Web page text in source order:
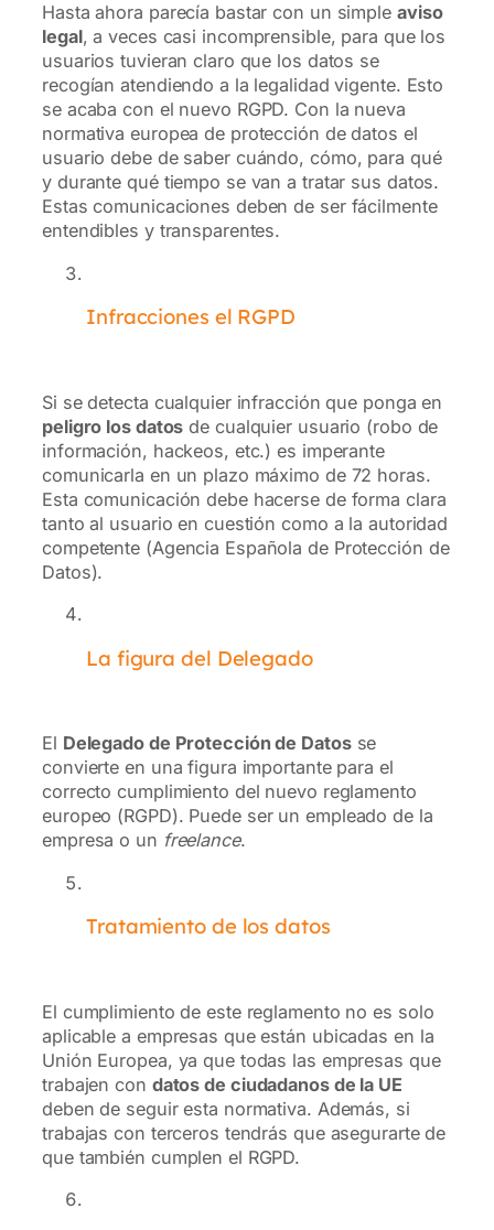
Hasta ahora parecía bastar con un simple aviso
legal, a veces casi incomprensible, para que los
usuarios tuvieran claro que los datos se
recogían atendiendo a la legalidad vigente. Esto
se acaba con el nuevo RGPD. Con la nueva
normativa europea de protección de datos el
usuario debe de saber cuándo, cómo, para qué
y durante qué tiempo se van a tratar sus datos.
Estas comunicaciones deben de ser fácilmente
entendibles y transparentes.
Infracciones el RGPD
Si se detecta cualquier infracción que ponga en
peligro los datos de cualquier usuario (robo de
información, hackeos, etc.) es imperante
comunicarla en un plazo máximo de 72 horas.
Esta comunicación debe hacerse de forma clara
tanto al usuario en cuestión como a la autoridad
competente (Agencia Española de Protección de
Datos).
La figura del Delegado
El Delegado de Protección de Datosse
convierte en una figura importante para el
correcto cumplimiento del nuevo reglamento
europeo (RGPD). Puede ser un empleado de la
empresa o un freelance.
Tratamiento de los datos
El cumplimiento de este reglamento no es solo
aplicable a empresas que están ubicadas en la
Unión Europea, ya que todas las empresas que
trabajen con datos de ciudadanos de la UE
deben de seguir esta normativa. Además, si
trabajas con terceros tendrás que asegurarte de
que también cumplen el RGPD.